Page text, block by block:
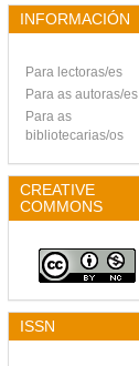
INFORMACIÓN
Para lectoras/es
Para as autoras/es
Para as
bibliotecarias/os
CREATIVE
COMMONS
ISSN